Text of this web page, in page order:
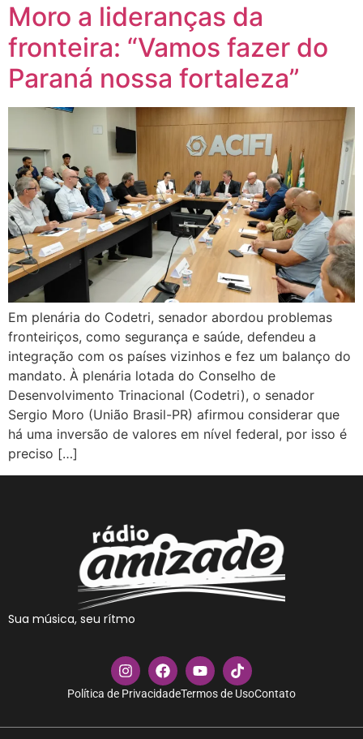
Moro a lideranças da
fronteira: “Vamos fazer do
Paraná nossa fortaleza”
Em plenária do Codetri, senador abordou problemas
fronteiriços, como segurança e saúde, defendeu a
integração com os países vizinhos e fez um balanço do
mandato. À plenária lotada do Conselho de
Desenvolvimento Trinacional (Codetri), o senador
Sergio Moro (União Brasil-PR) afirmou considerar que
há uma inversão de valores em nível federal, por isso é
preciso […]
Sua música, seu rítmo
Política de PrivacidadeTermos de UsoContato